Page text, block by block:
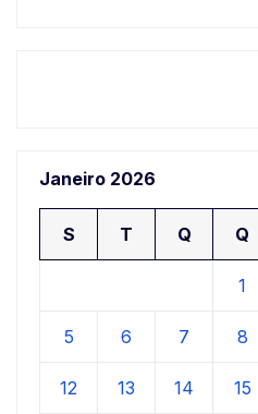
Janeiro 2026
S T Q Q
1
5 6 7 8
12 13 14 15